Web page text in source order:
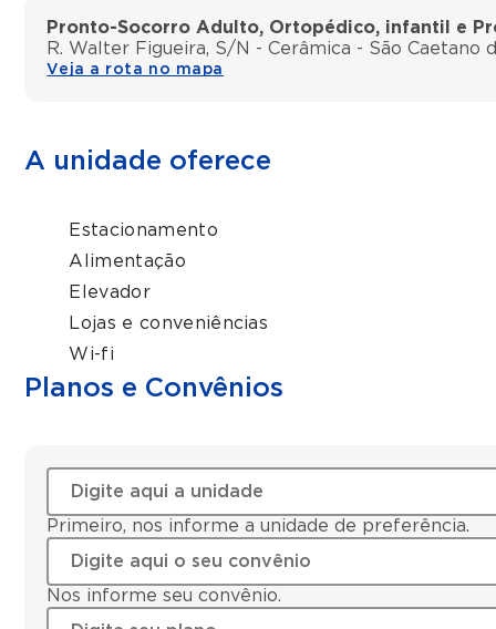
Pronto-Socorro Adulto, Ortopédico, infantil e
R. Walter Figueira, S/N - Cerâmica - São Caetano
Veja a rota no mapa
A unidade oferece
Estacionamento
Alimentação
Elevador
Lojas e conveniências
Wi-fi
Planos e Convênios
Primeiro, nos informe a unidade de preferência.
Nos informe seu convênio.